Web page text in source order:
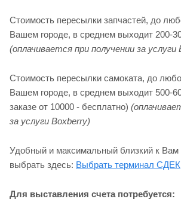
Стоимость пересылки запчастей, до
Вашем городе, в среднем выходит 200-
(оплачивается при получении за услуги
Стоимость пересылки самоката, до
Вашем городе, в среднем выходит 500-
заказе от 10000 - бесплатно)
за услуги Boxberry)
Удобный и максимальный близкий к
выбрать здесь: Выбрать терминал СДЕК
Для выставления счета потребуется: